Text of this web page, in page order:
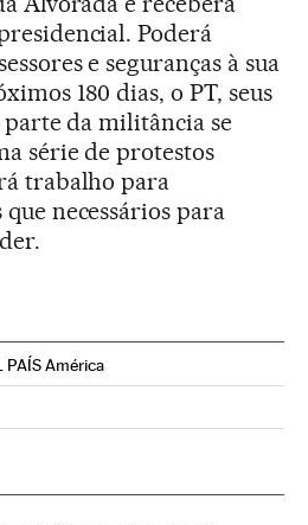
Poderá
e seguranças à sua
180 dias, o PT, seus
da militância se
série de protestos
trabalho para
necessários para
PAÍS América
Instagram